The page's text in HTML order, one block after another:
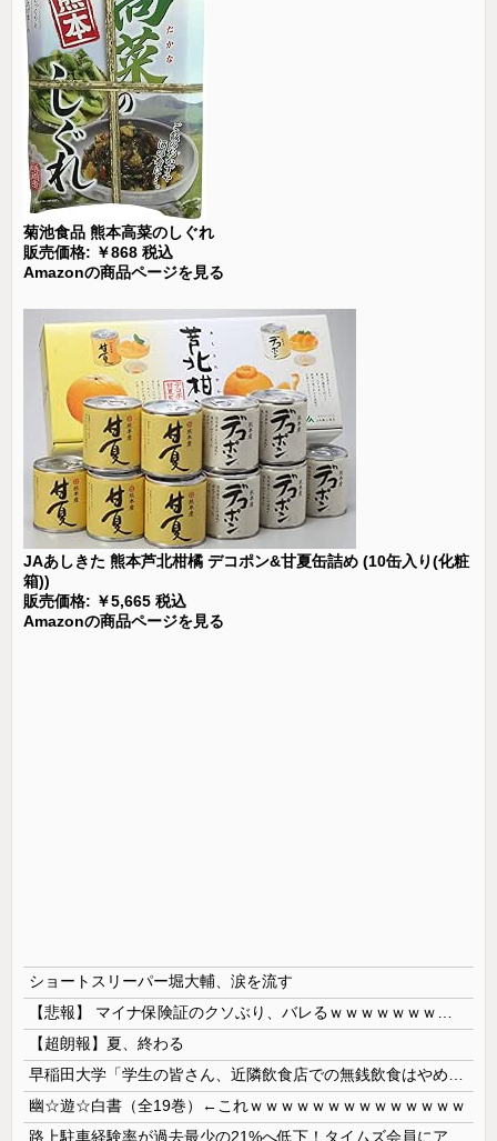
菊池食品 熊本高菜のしぐれ
販売価格: ￥868 税込
Amazonの商品ページを見る
JAあしきた 熊本芦北柑橘 デコポン&甘夏缶詰め (10缶入り(化粧
箱))
販売価格: ￥5,665 税込
Amazonの商品ページを見る
ショートスリーパー堀大輔、涙を流す
【超朗報】夏、終わる
幽☆遊☆白書（全19巻）←これｗｗｗｗｗｗｗｗｗｗｗｗｗｗ